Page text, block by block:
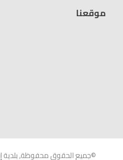
موقعنا
©جميع الحقوق محفوظة, بلدية